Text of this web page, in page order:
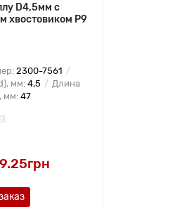
D4,5мм с
хвостовиком Р9
2300-7561
мм: 4,5
Длина
мм:47